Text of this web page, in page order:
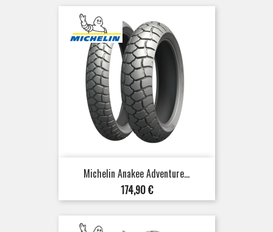
Michelin Anakee Adventure...
Prix
174,90 €